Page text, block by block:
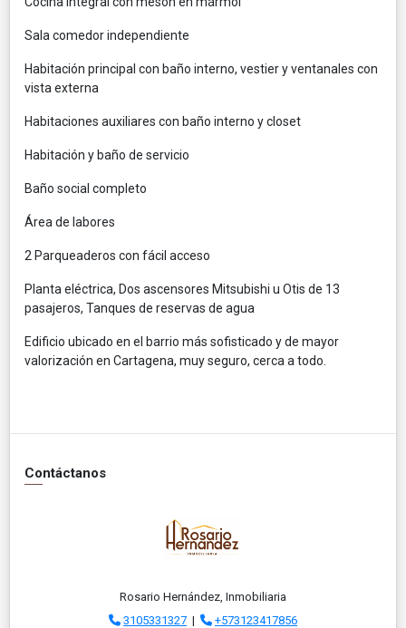
Sala comedor independiente
Habitación principal con baño interno, vestier y ventanales con
vista externa
Habitaciones auxiliares con baño interno y closet
Habitación y baño de servicio
Baño social completo
Área de labores
2 Parqueaderos con fácil acceso
Planta eléctrica, Dos ascensores Mitsubishi u Otis de 13
pasajeros, Tanques de reservas de agua
Edificio ubicado en el barrio más sofisticado y de mayor
valorización en Cartagena, muy seguro, cerca a todo.
Contáctanos
Rosario Hernández, Inmobiliaria
3105331327 |
+573123417856